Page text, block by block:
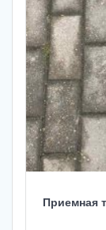
Приемная